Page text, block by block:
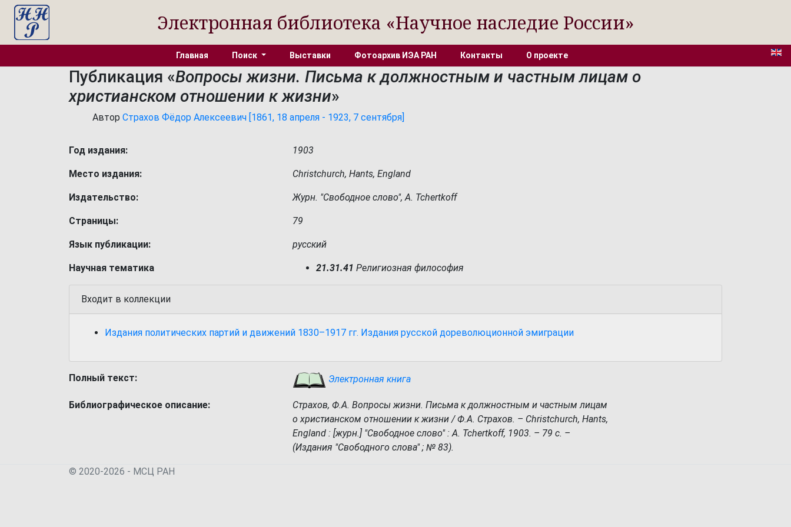
Электронная библиотека «Научное наследие России»
Главная Поиск Выставки Фотоархив ИЭА РАН Контакты О проекте
Публикация «Вопросы жизни. Письма к должностным и частным лицам о
христианском отношении к жизни»
Автор Страхов Фёдор Алексеевич [1861, 18 апреля - 1923, 7 сентября]
Год издания: 1903
Место издания: Christchurch, Hants, England
Издательство: Журн. "Свободное слово", A. Tchertkoff
Страницы: 79
Язык публикации: русский
Научная тематика 21.31.41 Религиозная философия
Входит в коллекции
Издания политических партий и движений 1830–1917 гг. Издания русской дореволюционной эмиграции
Полный текст: Электронная книга
Библиографическое описание:
Страхов, Ф.А. Вопросы жизни. Письма к должностным и частным лицам
о христианском отношении к жизни / Ф.А. Страхов. – Christchurch, Hants,
England : [журн.] "Свободное слово" : A. Tchertkoff, 1903. – 79 с. –
(Издания "Свободного слова" ; № 83).
© 2020-2026 - МСЦ РАН